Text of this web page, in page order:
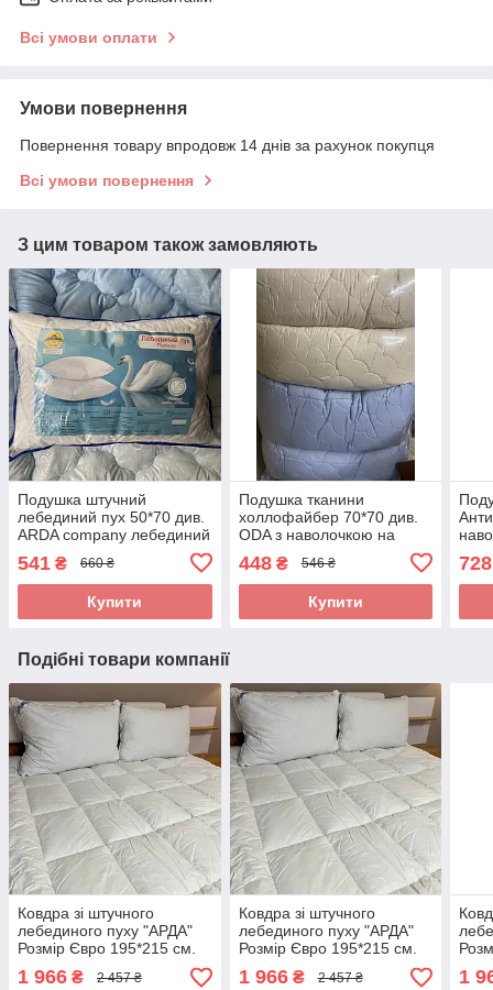
Всі умови оплати
Умови повернення
Повернення товару впродовж 14 днів за рахунок покупця
Всі умови повернення
З цим товаром також замовляють
Подушка штучний
лебединий пух 50*70 див.
ARDA company лебединий
пух. Чохол 100% бавовна
541 ₴ 660 ₴
Купити
Подушка тканини
холлофайбер 70*70 див.
ODA з наволочкою на
448₴ 546 ₴
Купити
для
728
Подібні товари компанії
Ковдра зі штучного
лебединого пуху "АРДА"
Розмір Євро 195*215 см.
Зимова тепла ковдра
1 966 ₴ 2 457 ₴
Ковдра зі штучного
лебединого пуху "АРДА"
Розмір Євро 195*215 см.
Зимова тепла ковдра
1 966₴ 2 457 ₴ 1